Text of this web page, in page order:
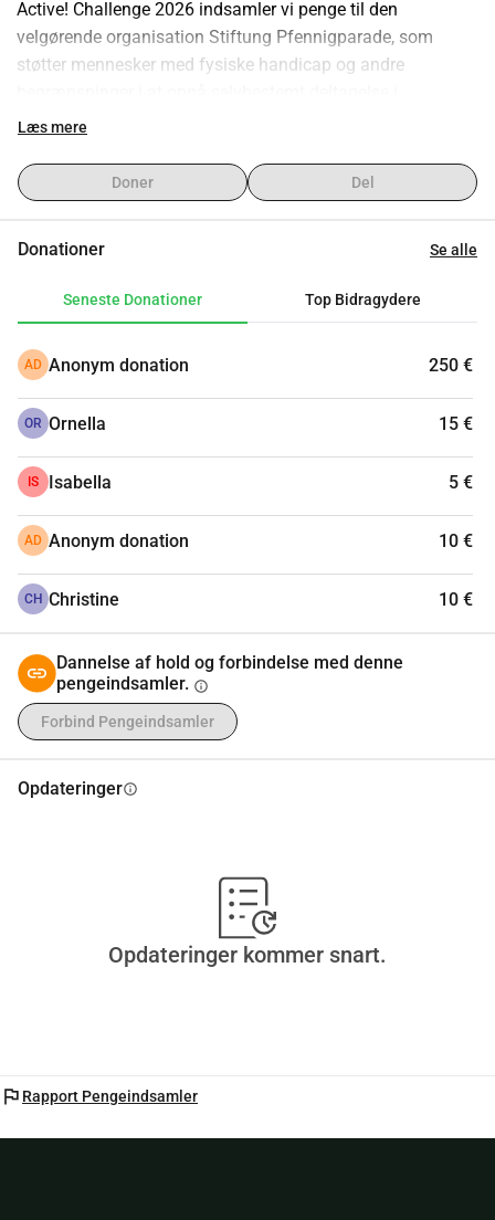
Active! Challenge 2026 indsamler vi penge til den
velgørende organisation Stiftung Pfennigparade, som
støtter mennesker med fysiske handicap og andre
samfundet og en høj livskvalitet. Under mottoet Liability
mange kilometer som muligt til fods eller på cykel. For hver
kilometer håber vi at rejse 1 til fordel for Stiftung
genvinde selvtillid og udvikle nye perspektiver efter en
Læs mere
Doner Del
Donationer Se alle
Seneste Donationer Top Bidragydere
AD Anonym donation 250 €
OR Ornella 15 €
IS Isabella 5 €
AD Anonym donation 10 €
CH Christine 10 €
Dannelse af hold og forbindelse med denne
pengeindsamler. info
Forbind Pengeindsamler
Opdateringerinfo
Opdateringer kommer snart.
flag Rapport Pengeindsamler